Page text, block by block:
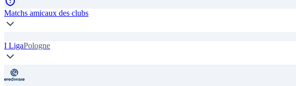
Matchs amicaux des clubs
I LigaPologne